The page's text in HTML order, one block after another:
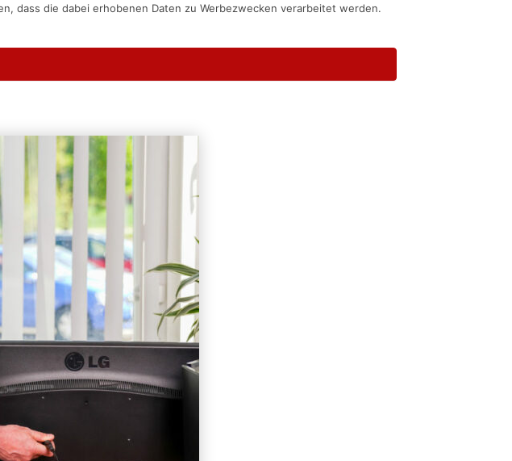
dass die dabei erhobenen Daten zu Werbezwecken verarbeitet werden.